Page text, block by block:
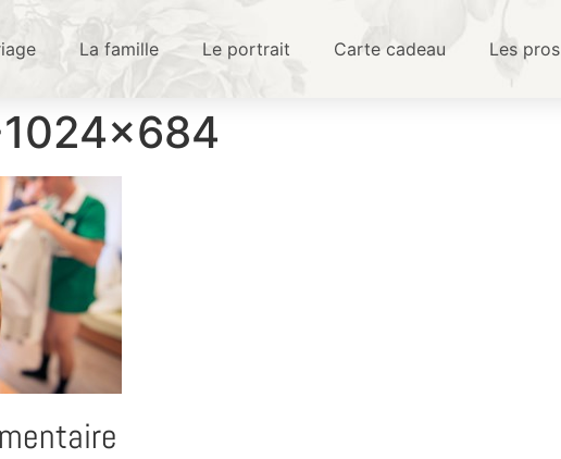
La famille Le portrait Carte cadeau Les pros